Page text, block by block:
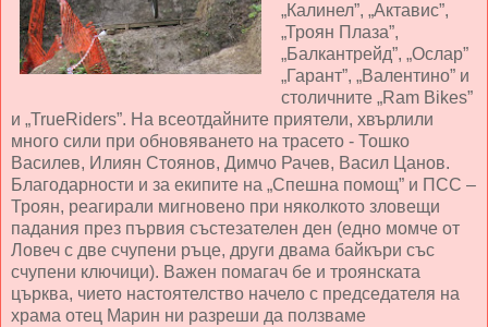
„Калинел”, „Актавис”,
„Троян Плаза”,
„Балкантрейд”, „Ослар”
„Гарант”, „Валентино” и
столичните „Ram Bikes”
и „TrueRiders”. На всеотдайните приятели, хвърлили
много сили при обновяването на трасето - Тошко
Василев, Илиян Стоянов, Димчо Рачев, Васил Цанов.
Благодарности и за екипите на „Спешна помощ” и ПСС –
Троян, реагирали мигновено при няколкото зловещи
падания през първия състезателен ден (едно момче от
Ловеч с две счупени ръце, други двама байкъри със
счупени ключици). Важен помагач бе и троянската
църква, чието настоятелство начело с председателя на
храма отец Марин ни разреши да ползваме